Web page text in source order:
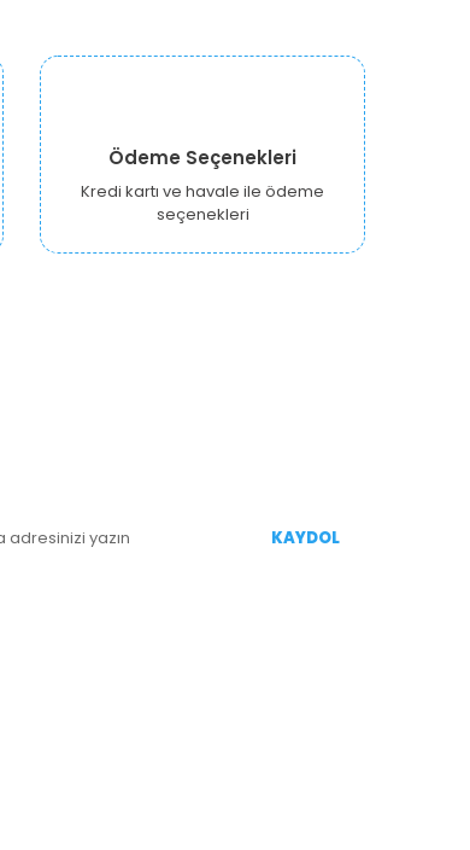
Ödeme Seçenekleri
Kredi kartı ve havale ile ödeme
seçenekleri
KAYDOL